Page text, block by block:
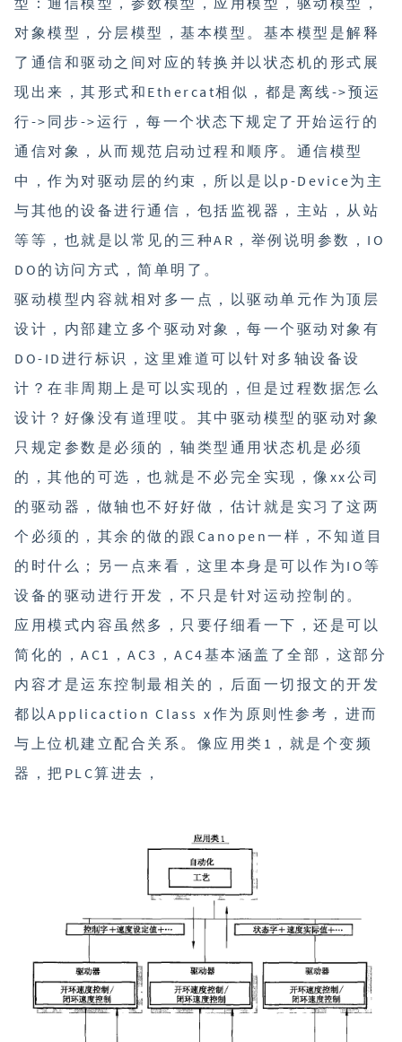
对象模型，分层模型，基本模型。基本模型是解释
了通信和驱动之间对应的转换并以状态机的形式展
现出来，其形式和Ethercat相似，都是离线->预运
行->同步->运行，每一个状态下规定了开始运行的
通信对象，从而规范启动过程和顺序。通信模型
中，作为对驱动层的约束，所以是以p-Device为主
与其他的设备进行通信，包括监视器，主站，从站
等等，也就是以常见的三种AR，举例说明参数，IO
DO的访问方式，简单明了。
驱动模型内容就相对多一点，以驱动单元作为顶层
设计，内部建立多个驱动对象，每一个驱动对象有
DO-ID进行标识，这里难道可以针对多轴设备设
计？在非周期上是可以实现的，但是过程数据怎么
设计？好像没有道理哎。其中驱动模型的驱动对象
只规定参数是必须的，轴类型通用状态机是必须
的，其他的可选，也就是不必完全实现，像xx公司
的驱动器，做轴也不好好做，估计就是实习了这两
个必须的，其余的做的跟Canopen一样，不知道目
的时什么；另一点来看，这里本身是可以作为IO等
设备的驱动进行开发，不只是针对运动控制的。
应用模式内容虽然多，只要仔细看一下，还是可以
简化的，AC1，AC3，AC4基本涵盖了全部，这部分
内容才是运东控制最相关的，后面一切报文的开发
都以Applicaction Class x作为原则性参考，进而
与上位机建立配合关系。像应用类1，就是个变频
器，把PLC算进去，